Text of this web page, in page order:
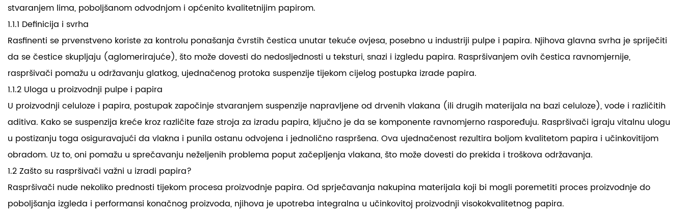
stvaranjem lima, poboljšanom odvodnjom i općenito kvalitetnijim papirom.
1.1.1 Definicija i svrha
Rasfinenti se prvenstveno koriste za kontrolu ponašanja čvrstih čestica unutar tekuće ovjesa, posebno u industriji pulpe i papira. Njihova glavna svrha je spriječiti
da se čestice skupljaju (aglomerirajuće), što može dovesti do nedosljednosti u teksturi, snazi ​​i izgledu papira. Raspršivanjem ovih čestica ravnomjernije,
raspršivači pomažu u održavanju glatkog, ujednačenog protoka suspenzije tijekom cijelog postupka izrade papira.
1.1.2 Uloga u proizvodnji pulpe i papira
U proizvodnji celuloze i papira, postupak započinje stvaranjem suspenzije napravljene od drvenih vlakana (ili drugih materijala na bazi celuloze), vode i različitih
aditiva. Kako se suspenzija kreće kroz različite faze stroja za izradu papira, ključno je da se komponente ravnomjerno raspoređuju. Raspršivači igraju vitalnu ulogu
u postizanju toga osiguravajući da vlakna i punila ostanu odvojena i jednolično raspršena. Ova ujednačenost rezultira boljom kvalitetom papira i učinkovitijom
obradom. Uz to, oni pomažu u sprečavanju neželjenih problema poput začepljenja vlakana, što može dovesti do prekida i troškova održavanja.
1.2 Zašto su raspršivači važni u izradi papira?
Raspršivači nude nekoliko prednosti tijekom procesa proizvodnje papira. Od sprječavanja nakupina materijala koji bi mogli poremetiti proces proizvodnje do
poboljšanja izgleda i performansi konačnog proizvoda, njihova je upotreba integralna u učinkovitoj proizvodnji visokokvalitetnog papira.